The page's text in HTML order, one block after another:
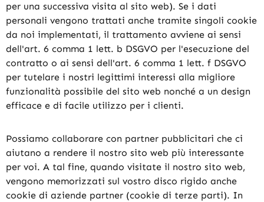
per una successiva visita al sito web). Se i dati
personali vengono trattati anche tramite singoli cookie
da noi implementati, il trattamento avviene ai sensi
dell'art. 6 comma 1 lett. b DSGVO per l'esecuzione del
contratto o ai sensi dell'art. 6 comma 1 lett. f DSGVO
per tutelare i nostri legittimi interessi alla migliore
funzionalità possibile del sito web nonché a un design
efficace e di facile utilizzo per i clienti.
Possiamo collaborare con partner pubblicitari che ci
aiutano a rendere il nostro sito web più interessante
per voi. A tal fine, quando visitate il nostro sito web,
vengono memorizzati sul vostro disco rigido anche
cookie di aziende partner (cookie di terze parti). In